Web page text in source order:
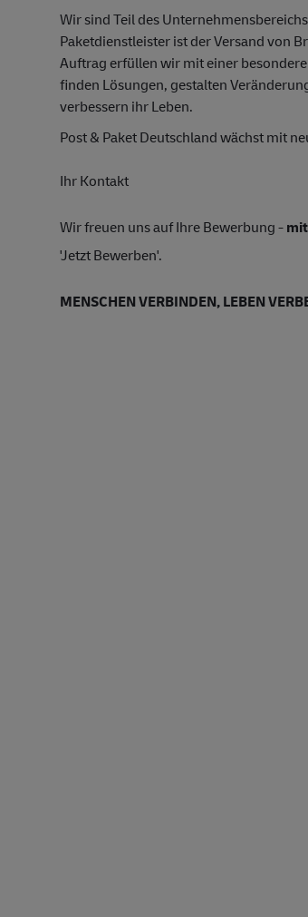
Wir sind Teil des
Paketdienstleister ist der Versand von
Auftrag erfüllen wir mit einer
finden Lösungen, gestalten
verbessern ihr Leben.
Post & Paket Deutschland wächst mit
Ihr Kontakt
Wir freuen uns auf Ihre Bewerbung -
'Jetzt Bewerben'.
MENSCHEN VERBINDEN, LEBEN